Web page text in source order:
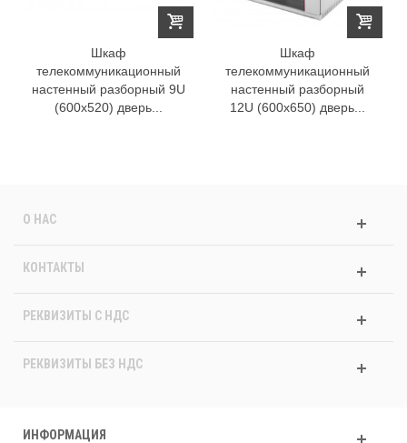
Шкаф
телекоммуникационный
настенный разборный 9U
(600х520) дверь...
Шкаф
телекоммуникационный
настенный разборный
12U (600х650) дверь...
О НАС
КОНТАКТЫ
РЕКВИЗИТЫ C НДС
РЕКВИЗИТЫ БЕЗ НДС
ИНФОРМАЦИЯ